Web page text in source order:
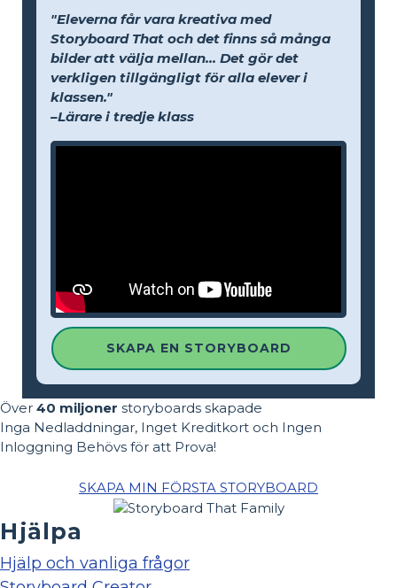
"Eleverna får vara kreativa med
Storyboard That och det finns så många
bilder att välja mellan... Det gör det
verkligen tillgängligt för alla elever i
klassen."
–Lärare i tredje klass
SKAPA EN STORYBOARD
Över 40 miljoner storyboards skapade
Inga Nedladdningar, Inget Kreditkort och Ingen
Inloggning Behövs för att Prova!
SKAPA MIN FÖRSTA STORYBOARD
Hjälpa
Hjälp och vanliga frågor